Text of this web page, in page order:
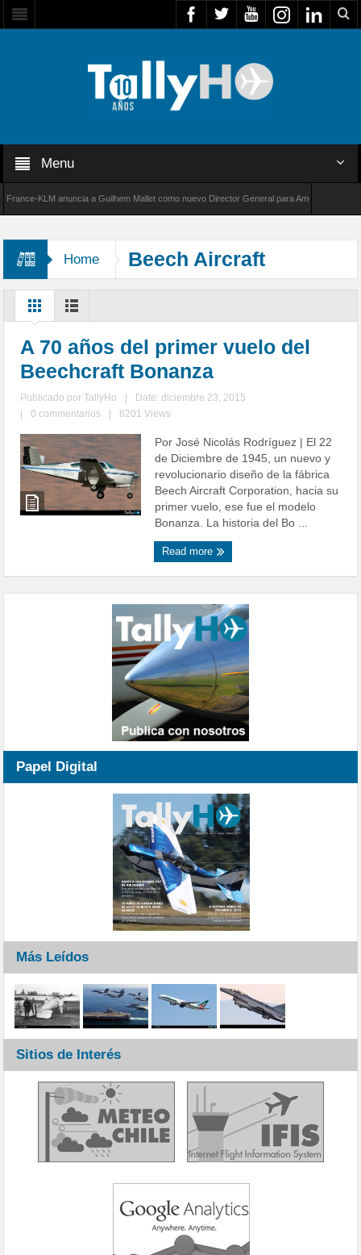
Menu
KLM anuncia a Guilhem Mallet como nuevo Director General para América Latina
Home
Beech Aircraft
Corporation
A 70 años del primer vuelo del
Beechcraft Bonanza
Publicado porTallyHo
Date: diciembre 23, 2015
0 commentarios 6201 Views
Por José Nicolás Rodríguez | El 22
de Diciembre de 1945, un nuevo y
revolucionario diseño de la fábrica
Beech Aircraft Corporation, hacia su
primer vuelo, ese fue el modelo
Bonanza. La historia del Bo ...
Read more
Papel Digital
Más Leídos
Sitios de Interés